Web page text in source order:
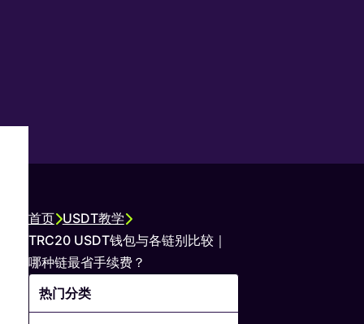
首页 USDT教学
TRC20 USDT钱包与各链别比较｜
哪种链最省手续费？
热门分类